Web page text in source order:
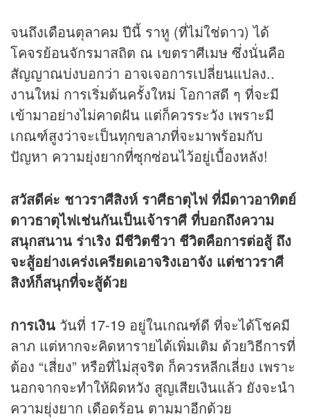
จนถึงเดือนตุลาคม ปีนี้ ราหู (ที่ไม่ใช่ดาว) ได้
โคจรย้อนจักรมาสถิต ณ เขตราศีเมษ ซึ่งนั่นคือ
สัญญาณบ่งบอกว่า อาจเจอการเปลี่ยนแปลง..
งานใหม่ การเริ่มต้นครั้งใหม่ โอกาสดี ๆ ที่จะมี
เข้ามาอย่างไม่คาดฝัน แต่ก็ควรระวัง เพราะมี
เกณฑ์สูงว่าจะเป็นทุกขลาภที่จะมาพร้อมกับ
ปัญหา ความยุ่งยากที่ซุกซ่อนไว้อยู่เบื้องหลัง!
สวัสดีค่ะ ชาวราศีสิงห์ ราศีธาตุไฟ ที่มีดาวอาทิตย์
ดาวธาตุไฟเช่นกันเป็นเจ้าราศี ที่บอกถึงความ
สนุกสนาน ร่าเริง มีชีวิตชีวา ชีวิตคือการต่อสู้ ถึง
จะสู้อย่างเคร่งเครียดเอาจริงเอาจัง แต่ชาวราศี
สิงห์ก็สนุกที่จะสู้ด้วย
การเงิน วันที่ 17-19 อยู่ในเกณฑ์ดี ที่จะได้โชคมี
ลาภ แต่หากจะคิดหารายได้เพิ่มเติม ด้วยวิธีการที่
ต้อง “เสี่ยง” หรือที่ไม่สุจริต ก็ควรหลีกเลี่ยง เพราะ
นอกจากจะทำให้ผิดหวัง สูญเสียเงินแล้ว ยังจะนำ
ความยุ่งยาก เดือดร้อน ตามมาอีกด้วย